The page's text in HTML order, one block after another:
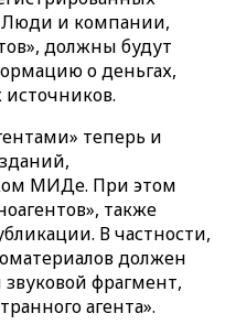
Люди и компании,
должны будут
о деньгах,
теперь и
МИДе. При этом
также
В частности,
должен
фрагмент,
агента».